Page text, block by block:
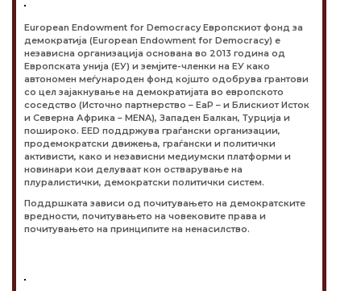
European Endowment for Democracy Европскиот фонд за
демократија (European Endowment for Democracy) е
независна организација основана во 2013 година од
Европската унија (ЕУ) и земјите-членки на ЕУ како
автономен меѓународен фонд којшто одобрува грантови
со цел зајакнување на демократијата во европското
соседство (Источно партнерство – EaP – и Блискиот Исток
и Северна Африка – MENA), Западен Балкан, Турција и
пошироко. EED поддржува граѓански организации,
продемократски движења, граѓански и политички
активисти, како и независни медиумски платформи и
новинари кои делуваат кон остварување на
плуралистички, демократски политички систем.
Поддршката зависи од почитувањето на демократските
вредности, почитувањето на човековите права и
почитувањето на принципите на ненасилство.